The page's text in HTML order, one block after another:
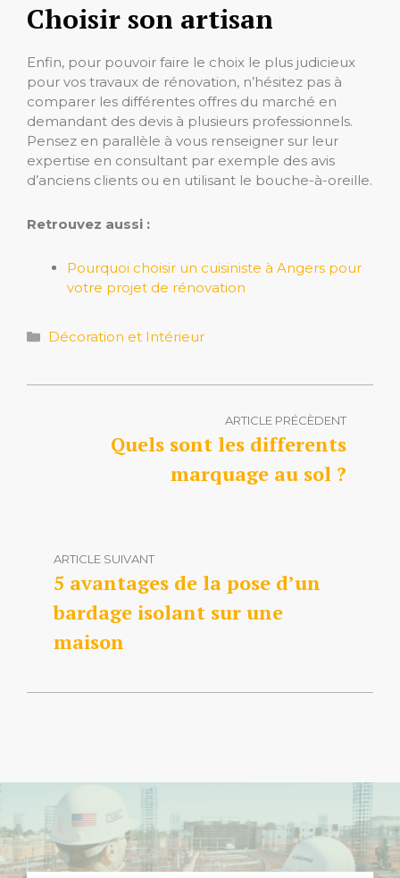
Choisir son artisan
Enfin, pour pouvoir faire le choix le plus judicieux
pour vos travaux de rénovation, n’hésitez pas à
comparer les différentes offres du marché en
demandant des devis à plusieurs professionnels.
Pensez en parallèle à vous renseigner sur leur
expertise en consultant par exemple des avis
d’anciens clients ou en utilisant le bouche-à-oreille.
Retrouvez aussi :
Pourquoi choisir un cuisiniste à Angers pour
votre projet de rénovation
Catégories
Décoration et Intérieur
ARTICLE PRÉCÈDENT
Quels sont les differents
marquage au sol ?
ARTICLE SUIVANT
5 avantages de la pose d’un
bardage isolant sur une
maison